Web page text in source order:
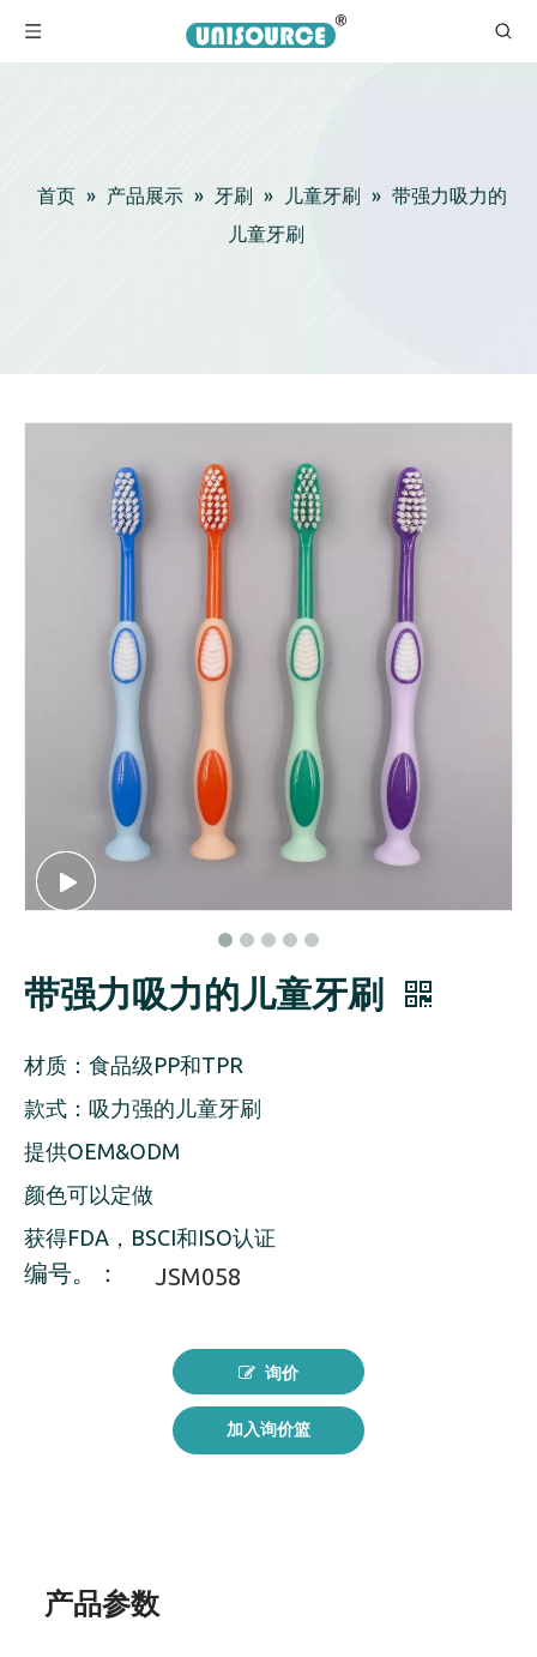
首页 » 产品展示 » 牙刷 » 儿童牙刷 » 带强力吸力的
儿童牙刷
带强力吸力的儿童牙刷
材质：食品级PP和TPR
款式：吸力强的儿童牙刷
提供OEM&ODM
颜色可以定做
获得FDA，BSCI和ISO认证
编号。： JSM058
询价
加入询价篮
产品参数